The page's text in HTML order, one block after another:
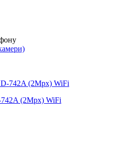
(2Mpx) WiFi